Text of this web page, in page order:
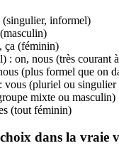
informel)
ça (féminin)
: on, nous (très courant
(plus formel que on
vous (pluriel ou singulier
mixte ou masculin)
(tout féminin)
dans la vraie